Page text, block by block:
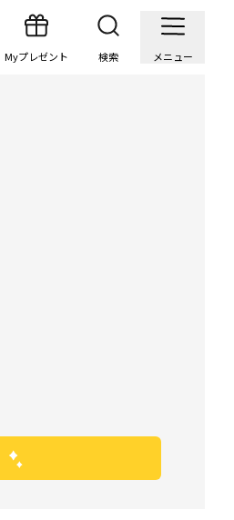
Myプレゼント 検索 メニュー